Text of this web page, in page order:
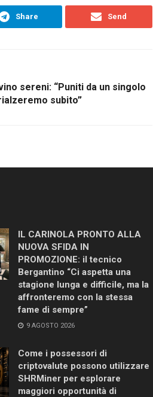
Share Send
sereni: “Puniti da un singolo
subito”
IL CARINOLA PRONTO ALLA
NUOVA SFIDA IN
PROMOZIONE: il tecnico
Bergantino “Ci aspetta una
stagione lunga e difficile, ma la
affronteremo con la stessa
fame di sempre”
9 AGOSTO 2026
Come i possessori di
criptovalute possono utilizzare
SHRMiner per esplorare
maggiori opportunità di